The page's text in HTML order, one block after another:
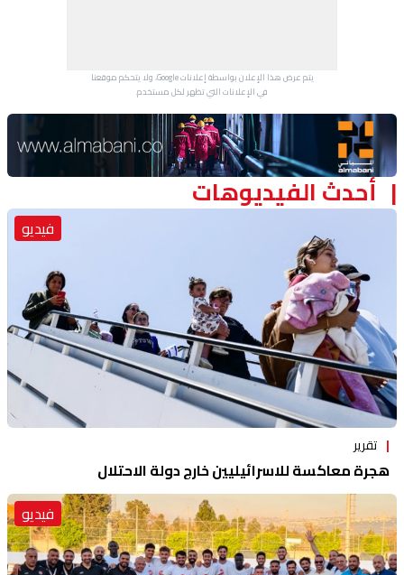
يتم عرض هذا الإعلان بواسطة إعلانات Google، ولا يتحكم موقعنا
في الإعلانات التي تظهر لكل مستخدم.
Advertisement Section
أحدث الفيديوهات
فيديو
تقرير
هجرة معاكسة للاسرائيليين خارج دولة الاحتلال
فيديو